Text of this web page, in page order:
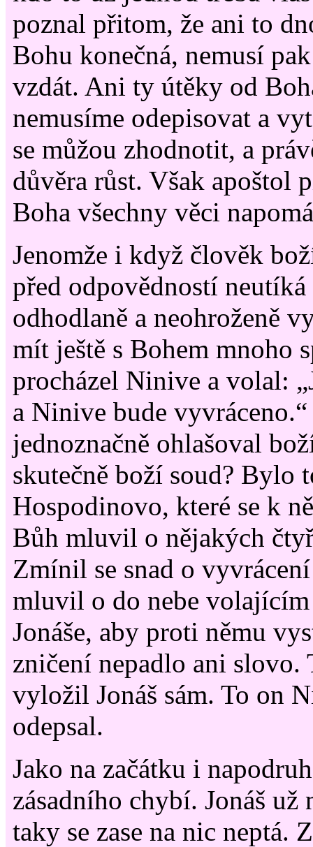
poznal přitom, že ani to
Bohu konečná, nemusí
vzdát. Ani ty útěky od
nemusíme odepisovat a
se můžou zhodnotit, a
důvěra růst. Však apoštol
Boha všechny věci
Jenomže i když člověk
před odpovědností
odhodlaně a neohroženě
mít ještě s Bohem mnoho
procházel Ninive a volal:
a Ninive bude
jednoznačně ohlašoval
skutečně boží soud? Bylo
Hospodinovo, které se k
Bůh mluvil o nějakých
Zmínil se snad o
mluvil o do nebe
Jonáše, aby proti němu
zničení nepadlo ani slovo.
vyložil Jonáš sám. To on
odepsal.
Jako na začátku i
zásadního chybí. Jonáš už
taky se zase na nic neptá.